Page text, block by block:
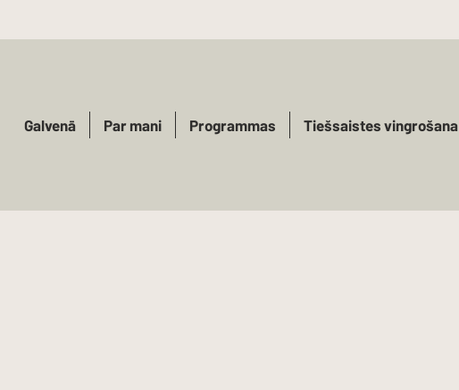
Galvenā Par mani Programmas Tiešsaistes vingrošana